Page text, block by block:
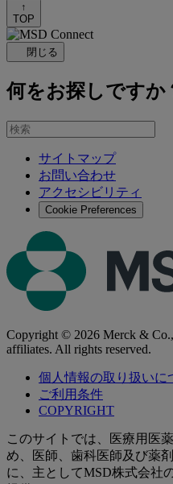
↑
TOP
閉じる
何をお探しですか
を
サイトマップ
お問い合わせ
アクセシビリティ
Cookie Preferences
Copyright © 2026 Merck &
affiliates. All rights reserved.
個人情報の取り扱いに
ご利用条件
COPYRIGHT
このサイトでは、医療用医
め、医師、歯科医師及び薬
に、主としてMSD株式会社